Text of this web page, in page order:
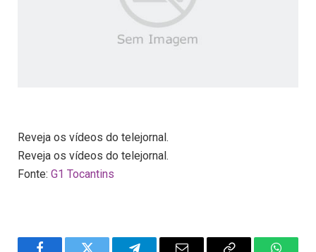
Reveja os vídeos do telejornal.
Reveja os vídeos do telejornal.
Fonte: G1 Tocantins